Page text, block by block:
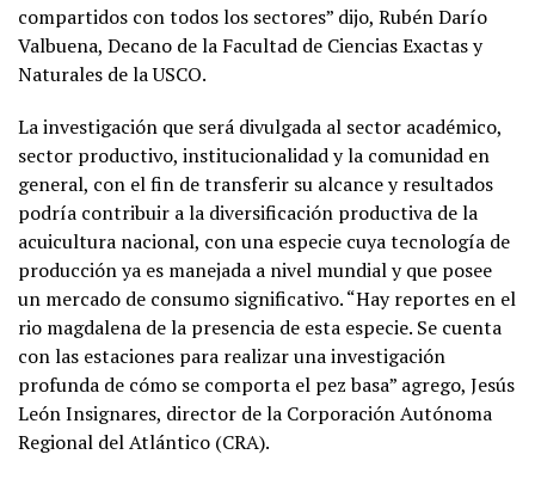
compartidos con todos los sectores” dijo, Rubén Darío
Valbuena, Decano de la Facultad de Ciencias Exactas y
Naturales de la USCO.
La investigación que será divulgada al sector académico,
sector productivo, institucionalidad y la comunidad en
general, con el fin de transferir su alcance y resultados
podría contribuir a la diversificación productiva de la
acuicultura nacional, con una especie cuya tecnología de
producción ya es manejada a nivel mundial y que posee
un mercado de consumo significativo. “Hay reportes en el
rio magdalena de la presencia de esta especie. Se cuenta
con las estaciones para realizar una investigación
profunda de cómo se comporta el pez basa” agrego, Jesús
León Insignares, director de la Corporación Autónoma
Regional del Atlántico (CRA).